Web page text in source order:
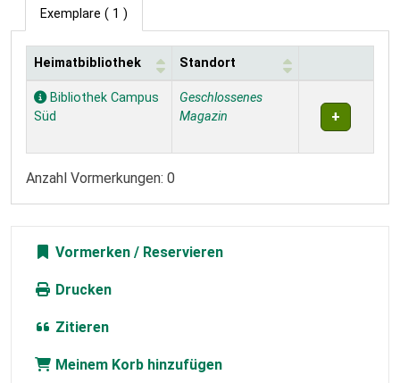
Exemplare ( 1 )
Exemplare
Heimatbibliothek Standort
Bibliothek Campus
Süd
Geschlossenes
Magazin
Anzahl Vormerkungen: 0
Vormerken
Drucken
Zitieren
Meinem Korb hinzufügen